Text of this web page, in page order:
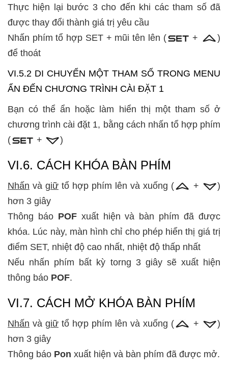
Thực hiện lại bước 3 cho đến khi các tham số đã
được thay đổi thành giá trị yêu cầu
Nhấn phím tổ hợp SET + mũi tên lên (
+
)
để thoát
VI.5.2 DI CHUYỂN MỘT THAM SỐ TRONG MENU
ẨN ĐẾN CHƯƠNG TRÌNH CÀI ĐẶT 1
Bạn có thể ẩn hoặc làm hiển thị một tham số ở
chương trình cài đặt 1, bằng cách nhấn tổ hợp phím
(
+ )
VI.6. CÁCH KHÓA BÀN PHÍM
Nhấn và giữ tổ hợp phím lên và xuống ( +
)
hơn 3 giây
Thông báo POFxuất hiện và bàn phím đã được
khóa. Lúc này, màn hình chỉ cho phép hiển thị giá trị
điểm SET, nhiệt độ cao nhất, nhiệt độ thấp nhất
Nếu nhấn phím bất kỳ torng 3 giây sẽ xuất hiện
thông báo POF.
VI.7. CÁCH MỞ KHÓA BÀN PHÍM
Nhấn và giữ tổ hợp phím lên và xuống ( +
)
hơn 3 giây
Thông báo Pon xuất hiện và bàn phím đã được mở.